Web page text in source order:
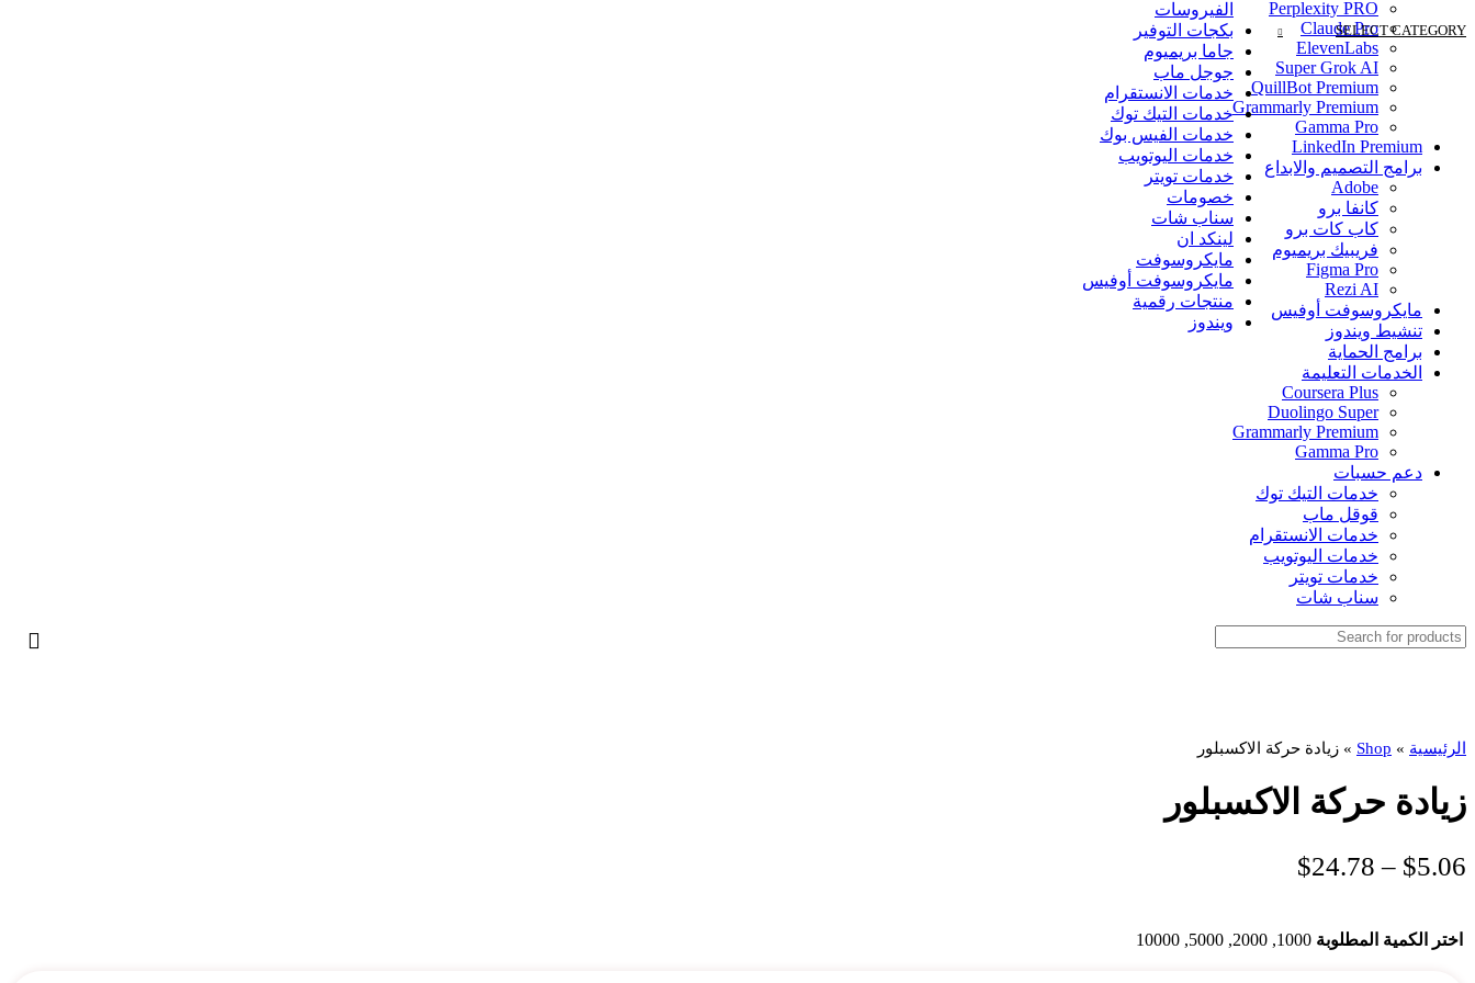
SELECT CATEGORY
الفيروسات
بكجات التوفير
جاما بريميوم
جوجل ماب
خدمات الانستقرام
خدمات التيك توك
خدمات الفيس بوك
خدمات اليوتويب
خدمات تويتر
خصومات
سناب شات
لينكد ان
مايكروسوفت
مايكروسوفت أوفيس
منتجات رقمية
ويندوز
Perplexity PRO
Claude Pro
ElevenLabs
Super Grok AI
QuillBot Premium
Grammarly Premium
Gamma Pro
LinkedIn Premium
برامج التصميم والابداع
Adobe
كانفا برو
كاب كات برو
فريبيك بريميوم
Figma Pro
Rezi AI
مايكروسوفت أوفيس
تنشيط ويندوز
برامج الحماية
الخدمات التعليمة
Coursera Plus
Duolingo Super
Grammarly Premium
Gamma Pro
دعم حسبات
خدمات التيك توك
قوقل ماب
خدمات الانستقرام
خدمات اليوتويب
خدمات تويتر
سناب شات
الرئيسية »
Shop
» زيادة حركة الاكسبلور
زيادة حركة الاكسبلور
$5.06
–
$24.78
اختر الكمية المطلوبة 1000, 2000, 5000, 10000